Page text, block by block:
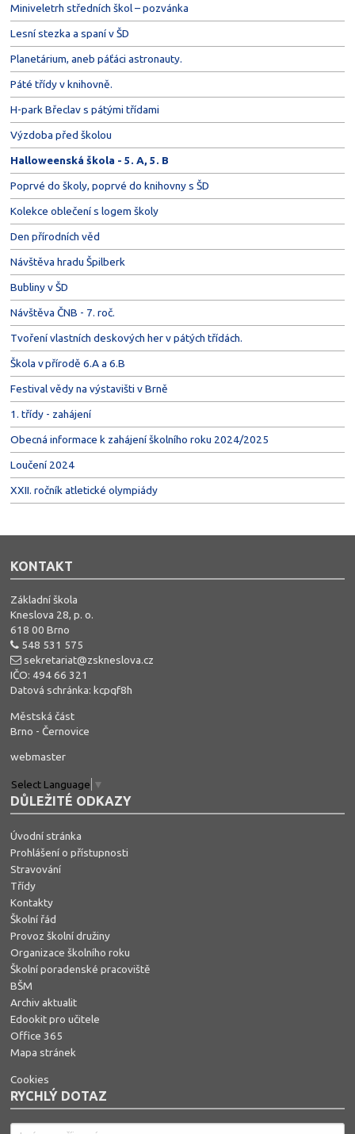
Miniveletrh středních škol – pozvánka
Lesní stezka a spaní v ŠD
Planetárium, aneb páťáci astronauty.
Páté třídy v knihovně.
H-park Břeclav s pátými třídami
Výzdoba před školou
Halloweenská škola - 5. A, 5. B
Poprvé do školy, poprvé do knihovny s ŠD
Kolekce oblečení s logem školy
Den přírodních věd
Návštěva hradu Špilberk
Bubliny v ŠD
Návštěva ČNB - 7. roč.
Tvoření vlastních deskových her v pátých třídách.
Škola v přírodě 6.A a 6.B
Festival vědy na výstavišti v Brně
1. třídy - zahájení
Obecná informace k zahájení školního roku 2024/2025
Loučení 2024
XXII. ročník atletické olympiády
KONTAKT
Základní škola
Kneslova 28, p. o.
618 00 Brno
548 531 575
sekretariat@zskneslova.cz
IČO: 494 66 321
Datová schránka: kcpqf8h
Městská část
Brno - Černovice
webmaster
Select Language ▼
DŮLEŽITÉ ODKAZY
Úvodní stránka
Prohlášení o přístupnosti
Stravování
Třídy
Kontakty
Školní řád
Provoz školní družiny
Organizace školního roku
Školní poradenské pracoviště
BŠM
Archiv aktualit
Edookit pro učitele
Office 365
Mapa stránek
Cookies
RYCHLÝ DOTAZ